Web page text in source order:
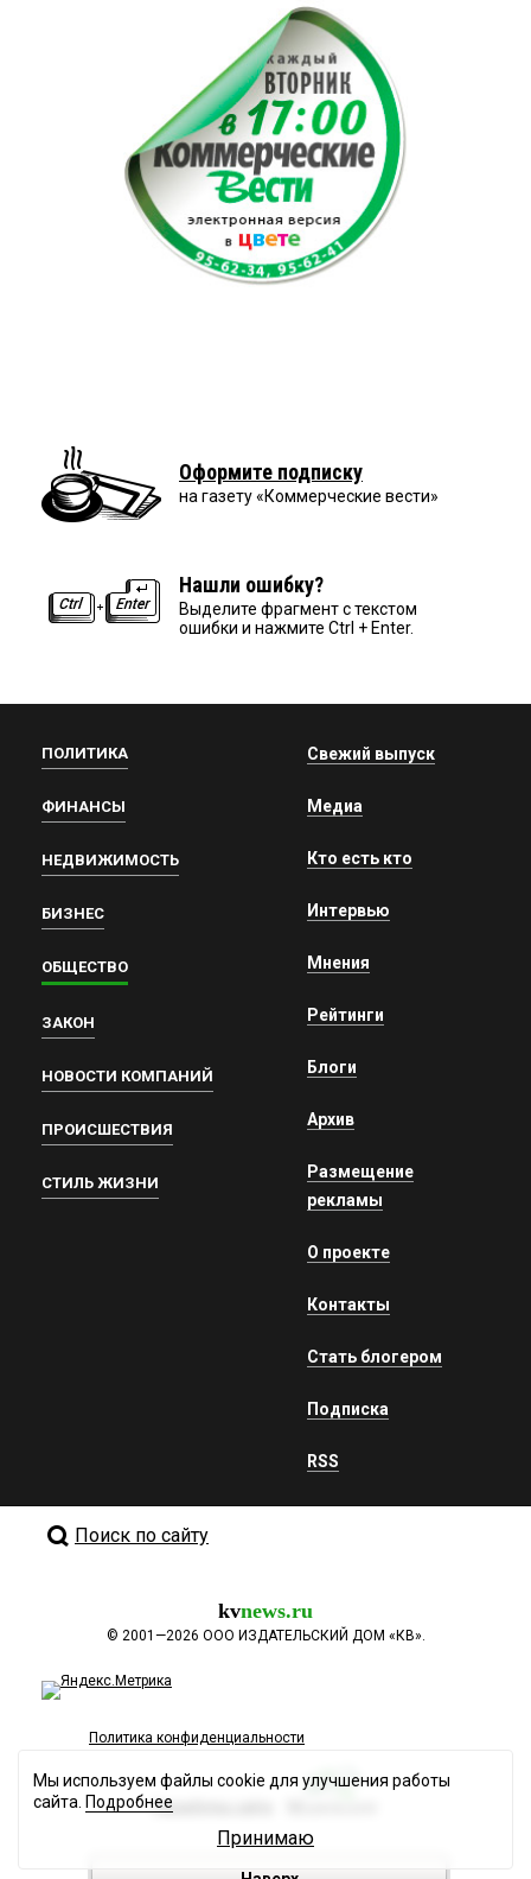
Оформите подписку
на газету «Коммерческие вести»
Нашли ошибку?
Выделите фрагмент с текстом
ошибки и нажмите Ctrl + Enter.
ПОЛИТИКА
ФИНАНСЫ
НЕДВИЖИМОСТЬ
БИЗНЕС
ОБЩЕСТВО
ЗАКОН
НОВОСТИ КОМПАНИЙ
ПРОИСШЕСТВИЯ
СТИЛЬ ЖИЗНИ
Свежий выпуск
Медиа
Кто есть кто
Интервью
Мнения
Рейтинги
Блоги
Архив
Размещение
рекламы
О проекте
Контакты
Стать блогером
Подписка
RSS
Поиск по сайту
kvnews.ru
© 2001—2026 ООО ИЗДАТЕЛЬСКИЙ ДОМ «КВ».
Политика конфиденциальности
Разработка сайта
Мы используем файлы cookie для улучшения работы
сайта. Подробнее
Принимаю